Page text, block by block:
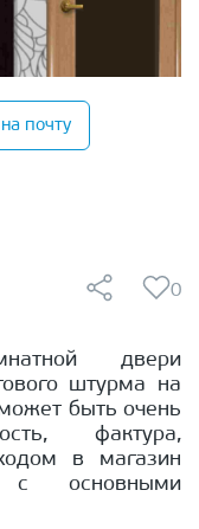
почту
0
двери
штурма на
быть очень
фактура,
в магазин
с основными